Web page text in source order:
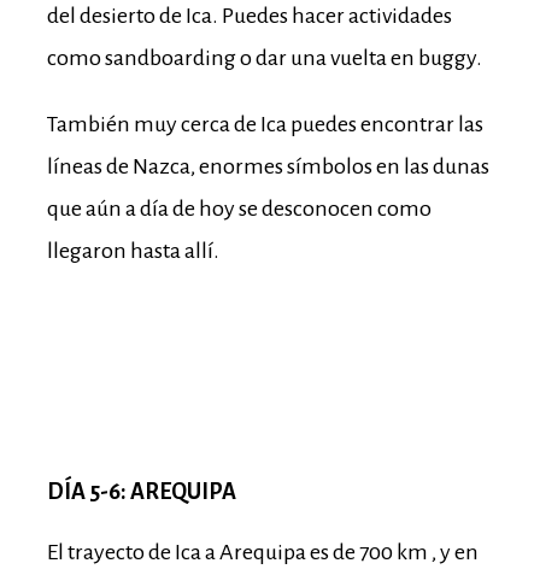
del desierto de Ica. Puedes hacer actividades
como sandboarding o dar una vuelta en buggy.
También muy cerca de Ica puedes encontrar las
líneas de Nazca, enormes símbolos en las dunas
que aún a día de hoy se desconocen como
llegaron hasta allí.
DÍA 5-6: AREQUIPA
El trayecto de Ica a Arequipa es de 700 km , y en